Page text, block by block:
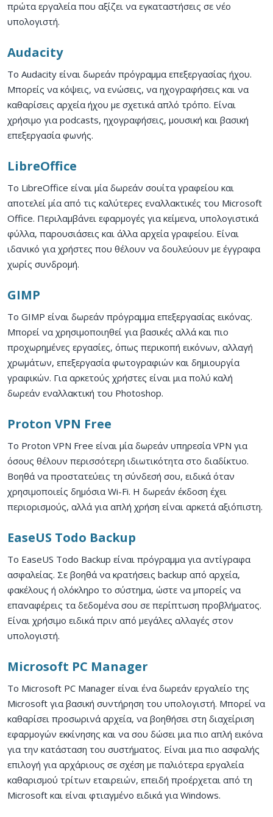
πρώτα εργαλεία που αξίζει να εγκαταστήσεις σε νέο
υπολογιστή.
Audacity
Το Audacity είναι δωρεάν πρόγραμμα επεξεργασίας ήχου.
Μπορείς να κόψεις, να ενώσεις, να ηχογραφήσεις και να
καθαρίσεις αρχεία ήχου με σχετικά απλό τρόπο. Είναι
χρήσιμο για podcasts, ηχογραφήσεις, μουσική και βασική
επεξεργασία φωνής.
LibreOffice
Το LibreOffice είναι μία δωρεάν σουίτα γραφείου και
αποτελεί μία από τις καλύτερες εναλλακτικές του Microsoft
Office. Περιλαμβάνει εφαρμογές για κείμενα, υπολογιστικά
φύλλα, παρουσιάσεις και άλλα αρχεία γραφείου. Είναι
ιδανικό για χρήστες που θέλουν να δουλεύουν με έγγραφα
χωρίς συνδρομή.
GIMP
Το GIMP είναι δωρεάν πρόγραμμα επεξεργασίας εικόνας.
Μπορεί να χρησιμοποιηθεί για βασικές αλλά και πιο
προχωρημένες εργασίες, όπως περικοπή εικόνων, αλλαγή
χρωμάτων, επεξεργασία φωτογραφιών και δημιουργία
γραφικών. Για αρκετούς χρήστες είναι μια πολύ καλή
δωρεάν εναλλακτική του Photoshop.
Proton VPN Free
Το Proton VPN Free είναι μία δωρεάν υπηρεσία VPN για
όσους θέλουν περισσότερη ιδιωτικότητα στο διαδίκτυο.
Βοηθά να προστατεύεις τη σύνδεσή σου, ειδικά όταν
χρησιμοποιείς δημόσια Wi-Fi. Η δωρεάν έκδοση έχει
περιορισμούς, αλλά για απλή χρήση είναι αρκετά αξιόπιστη.
EaseUS Todo Backup
Το EaseUS Todo Backup είναι πρόγραμμα για αντίγραφα
ασφαλείας. Σε βοηθά να κρατήσεις backup από αρχεία,
φακέλους ή ολόκληρο το σύστημα, ώστε να μπορείς να
επαναφέρεις τα δεδομένα σου σε περίπτωση προβλήματος.
Είναι χρήσιμο ειδικά πριν από μεγάλες αλλαγές στον
υπολογιστή.
Microsoft PC Manager
Το Microsoft PC Manager είναι ένα δωρεάν εργαλείο της
Microsoft για βασική συντήρηση του υπολογιστή. Μπορεί να
καθαρίσει προσωρινά αρχεία, να βοηθήσει στη διαχείριση
εφαρμογών εκκίνησης και να σου δώσει μια πιο απλή εικόνα
για την κατάσταση του συστήματος. Είναι μια πιο ασφαλής
επιλογή για αρχάριους σε σχέση με παλιότερα εργαλεία
καθαρισμού τρίτων εταιρειών, επειδή προέρχεται από τη
Microsoft και είναι φτιαγμένο ειδικά για Windows.